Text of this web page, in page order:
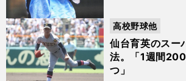
仙台育英のスー
法。「1週間
つ」
高校野球他